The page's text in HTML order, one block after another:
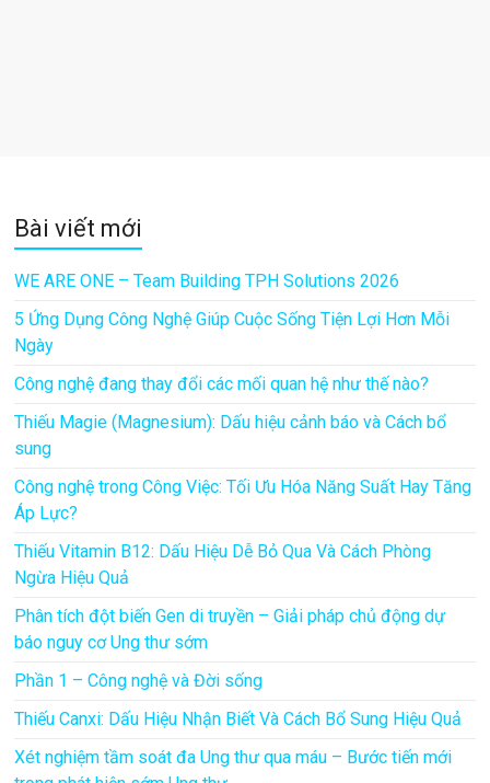
Bài viết mới
WE ARE ONE – Team Building TPH Solutions 2026
5 Ứng Dụng Công Nghệ Giúp Cuộc Sống Tiện Lợi Hơn Mỗi
Ngày
Công nghệ đang thay đổi các mối quan hệ như thế nào?
Thiếu Magie (Magnesium): Dấu hiệu cảnh báo và Cách bổ
sung
Công nghệ trong Công Việc: Tối Ưu Hóa Năng Suất Hay Tăng
Áp Lực?
Thiếu Vitamin B12: Dấu Hiệu Dễ Bỏ Qua Và Cách Phòng
Ngừa Hiệu Quả
Phân tích đột biến Gen di truyền – Giải pháp chủ động dự
báo nguy cơ Ung thư sớm
Phần 1 – Công nghệ và Đời sống
Thiếu Canxi: Dấu Hiệu Nhận Biết Và Cách Bổ Sung Hiệu Quả
Xét nghiệm tầm soát đa Ung thư qua máu – Bước tiến mới